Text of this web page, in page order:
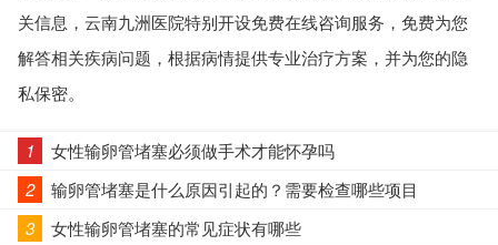
关信息，云南九洲医院特别开设免费在线咨询服务，免费为您
解答相关疾病问题，根据病情提供专业治疗方案，并为您的隐
私保密。
1
女性输卵管堵塞必须做手术才能怀孕吗
2
输卵管堵塞是什么原因引起的？需要检查哪些项目
3
女性输卵管堵塞的常见症状有哪些